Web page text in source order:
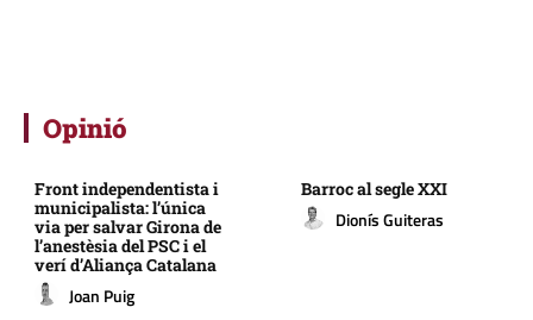
Opinió
Front independentista i
municipalista: l’única
via per salvar Girona de
l’anestèsia del PSC i el
verí d’Aliança Catalana
Joan Puig
Barroc al segle XXI
Dionís Guiteras